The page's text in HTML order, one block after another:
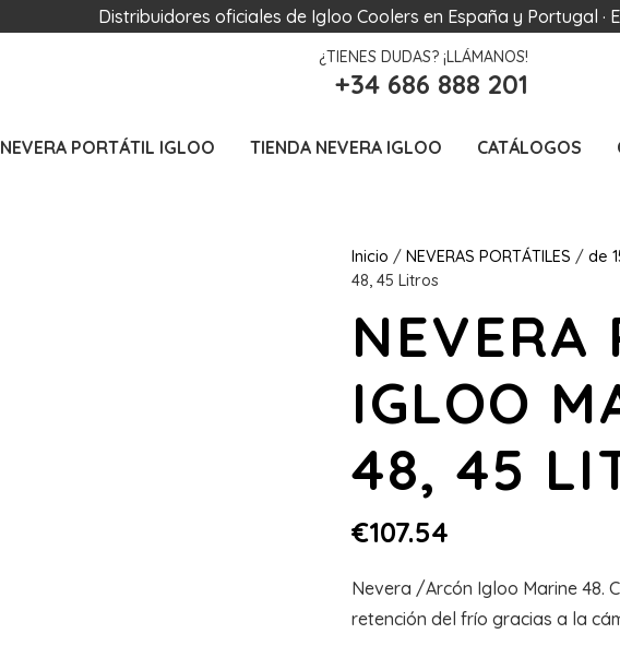
Distribuidores oficiales de Igloo Coolers en España y Portugal ·
¿TIENES DUDAS? ¡LLÁMANOS!
+34 686 888 201
NEVERA PORTÁTIL IGLOO TIENDA NEVERA IGLOO CATÁLOGOS
Inicio / NEVERAS PORTÁTILES / de
48, 45 Litros
NEVERA
IGLOO
48, 45
€107.54
Nevera /Arcón Igloo Marine 48.
retención del frío gracias a la